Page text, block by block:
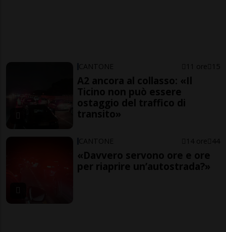
CANTONE 11 ore 15
A2 ancora al collasso: «Il
Ticino non può essere
ostaggio del traffico di
transito»
CANTONE 14 ore 44
«Davvero servono ore e ore
per riaprire un’autostrada?»